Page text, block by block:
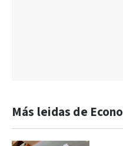
Más leidas de